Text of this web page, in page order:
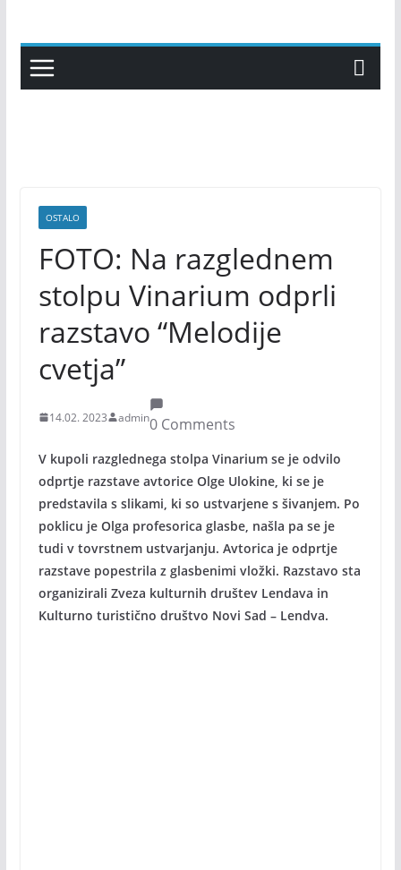
content
OSTALO
FOTO: Na razglednem
stolpu Vinarium odprli
razstavo “Melodije
cvetja”
14.02. 2023 admin0 Comments
V kupoli razglednega stolpa Vinarium se je odvilo
odprtje razstave avtorice Olge Ulokine, ki se je
predstavila s slikami, ki so ustvarjene s šivanjem. Po
poklicu je Olga profesorica glasbe, našla pa se je
tudi v tovrstnem ustvarjanju. Avtorica je odprtje
razstave popestrila z glasbenimi vložki. Razstavo sta
organizirali Zveza kulturnih društev Lendava in
Kulturno turistično društvo Novi Sad – Lendva.